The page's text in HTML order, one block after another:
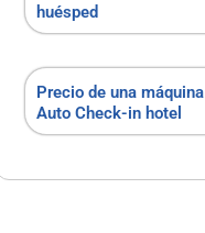
huésped
Precio de una
Auto Check-in hotel